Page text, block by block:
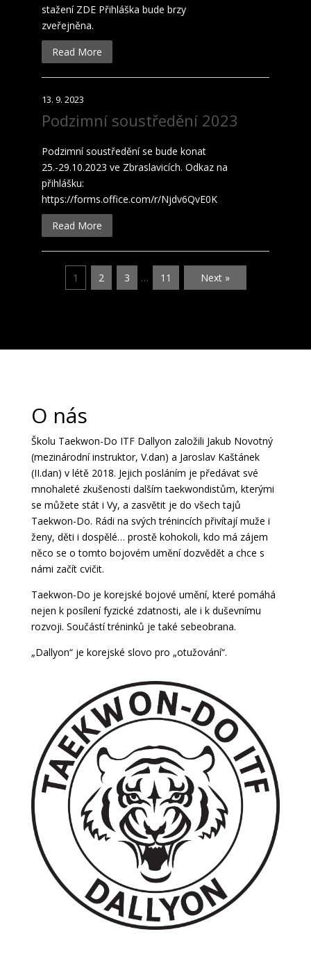
stažení ZDE Přihláška bude brzy
zveřejněna.
Read More
13. 9. 2023
Podzimní soustředění 2023
Podzimní soustředění se bude konat
25.-29.10.2023 ve Zbraslavicích. Odkaz na
přihlášku:
https://forms.office.com/r/Njdv6QvE0K
Read More
1 2 3 … 11 Next »
O nás
Školu Taekwon-Do ITF Dallyon založili Jakub Novotný
(mezinárodní instruktor, V.dan) a Jaroslav Kaštánek
(II.dan) v létě 2018. Jejich posláním je předávat své
mnohaleté zkušenosti dalším taekwondistům, kterými
se můžete stát i Vy, a zasvětit je do všech tajů
Taekwon-Do. Rádi na svých trénincích přivítají muže i
ženy, děti i dospělé… prostě kohokoli, kdo má zájem
něco se o tomto bojovém umění dozvědět a chce s
námi začít cvičit.
Taekwon-Do je korejské bojové umění, které pomáhá
nejen k posílení fyzické zdatnosti, ale i k duševnímu
rozvoji. Součástí tréninků je také sebeobrana.
„Dallyon“ je korejské slovo pro „otužování“.